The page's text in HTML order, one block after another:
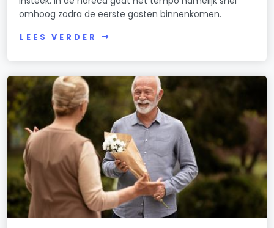
omhoog zodra de eerste gasten binnenkomen.
LEES VERDER